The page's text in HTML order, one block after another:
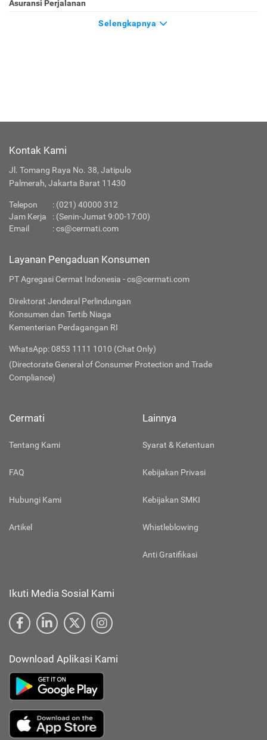
Asuransi Perjalanan
Selengkapnya
Kontak Kami
Jl. Tomang Raya No. 38, Jatipulo
Palmerah, Jakarta Barat 11430
Telepon : (021) 40000 312
Jam Kerja
: (Senin-Jumat 9:00-17:00)
Email
:cs@cermati.com
Layanan Pengaduan Konsumen
PT Agregasi Cermat Indonesia - cs@cermati.com
Direktorat Jenderal Perlindungan
Konsumen dan Tertib Niaga
Kementerian Perdagangan RI
WhatsApp: 0853 1111 1010 (Chat Only)
(Directorate General of Consumer Protection and Trade
Compliance)
Cermati
Tentang Kami
FAQ
Hubungi Kami
Artikel
Lainnya
Syarat & Ketentuan
Kebijakan Privasi
Kebijakan SMKI
Whistleblowing
Anti Gratifikasi
Ikuti Media Sosial Kami
Download Aplikasi Kami